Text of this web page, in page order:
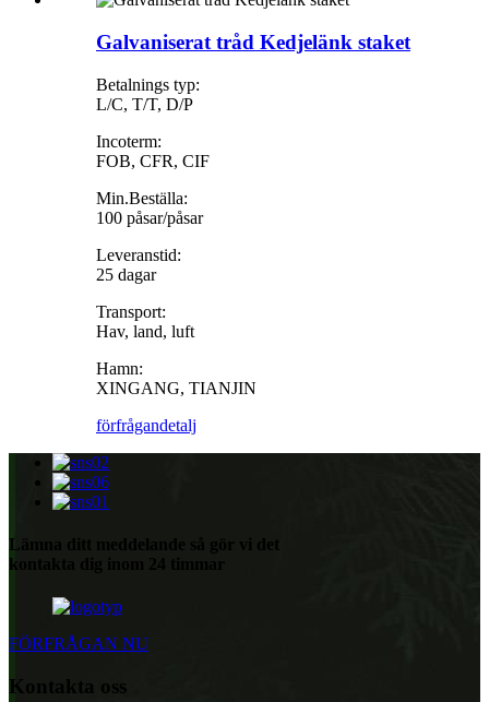
Galvaniserat tråd Kedjelänk staket
Betalnings typ:
L/C, T/T, D/P
Incoterm:
FOB, CFR, CIF
Min.Beställa:
100 påsar/påsar
Leveranstid:
25 dagar
Transport:
Hav, land, luft
Hamn:
XINGANG, TIANJIN
förfrågandetalj
Lämna ditt meddelande så gör vi det
kontakta dig inom 24 timmar
FÖRFRÅGAN NU
Kontakta oss